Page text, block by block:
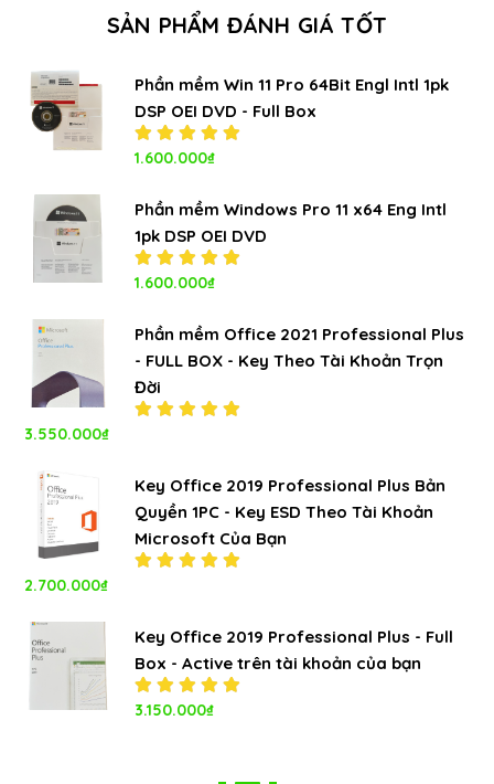
SẢN PHẨM ĐÁNH GIÁ TỐT
Phần mềm Win 11 Pro 64Bit Engl Intl 1pk
DSP OEI DVD - Full Box
Được xếp
sao
1.600.000₫
Phần mềm Windows Pro 11 x64 Eng Intl
1pk DSP OEI DVD
Được xếp
sao
1.600.000₫
Phần mềm Office 2021 Professional Plus
- FULL BOX - Key Theo Tài Khoản Trọn
Đời
sao
3.550.000₫
Key Office 2019 Professional Plus Bản
Quyền 1PC - Key ESD Theo Tài Khoản
Microsoft Của Bạn
sao
2.700.000₫
Key Office 2019 Professional Plus - Full
Box - Active trên tài khoản của bạn
Được xếp
3.150.000₫